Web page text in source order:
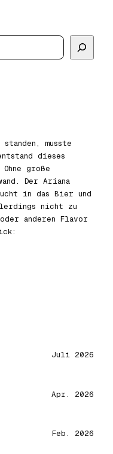
musste
dieses
große
Der Ariana
in das Bier und
nicht zu
anderen Flavor
Juli 2026
Apr. 2026
Feb. 2026